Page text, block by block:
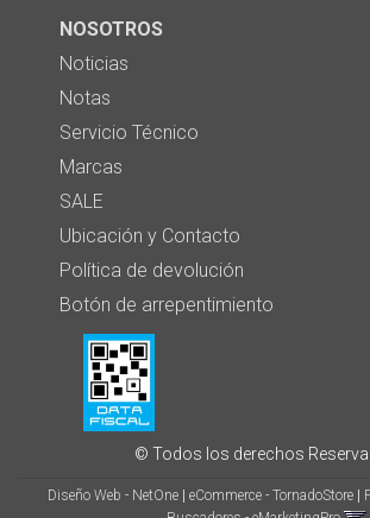
NOSOTROS
Noticias
Notas
Servicio Técnico
Marcas
SALE
Ubicación y Contacto
Política de devolución
Botón de arrepentimiento
© Todos los derechos
Diseño Web - NetOne eCommerce - TornadoStore